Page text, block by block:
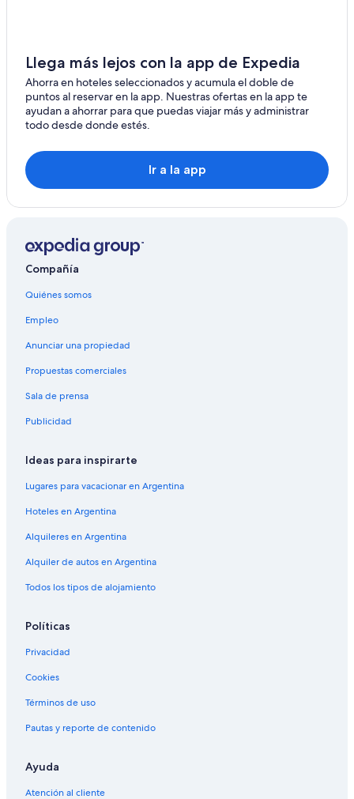
Pollensa
Puerto de Andrach
Sa Coma
Cala Sant Vicente
Cala Ratjada
Sineu
Puigpunyent
Llega más lejos con la app de Expedia
Ahorra en hoteles seleccionados y acumula el doble de
puntos al reservar en la app. Nuestras ofertas en la app te
ayudan a ahorrar para que puedas viajar más y administrar
todo desde donde estés.
Ir a la app
Compañía
Quiénes somos
Empleo
Anunciar una propiedad
Propuestas comerciales
Sala de prensa
Publicidad
Ideas para inspirarte
Lugares para vacacionar en Argentina
Hoteles en Argentina
Alquileres en Argentina
Alquiler de autos en Argentina
Todos los tipos de alojamiento
Políticas
Privacidad
Cookies
Términos de uso
Pautas y reporte de contenido
Ayuda
Atención al cliente